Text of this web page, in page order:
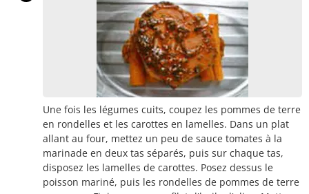
Une fois les légumes cuits, coupez les pommes de terre
en rondelles et les carottes en lamelles. Dans un plat
allant au four, mettez un peu de sauce tomates à la
marinade en deux tas séparés, puis sur chaque tas,
disposez les lamelles de carottes. Posez dessus le
poisson mariné, puis les rondelles de pommes de terre